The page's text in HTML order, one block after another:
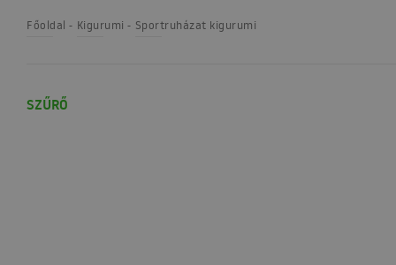
Főoldal Kigurumi Sportruházat kigurumi
SZŰRŐ